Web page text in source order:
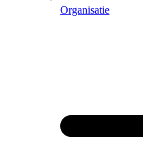
Organisatie